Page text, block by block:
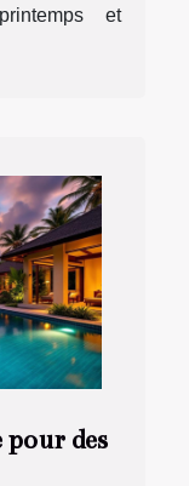
et
pour des